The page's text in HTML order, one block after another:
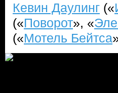
Кевин Даулинг («
(«Поворот», «
(«Мотель Бейтса